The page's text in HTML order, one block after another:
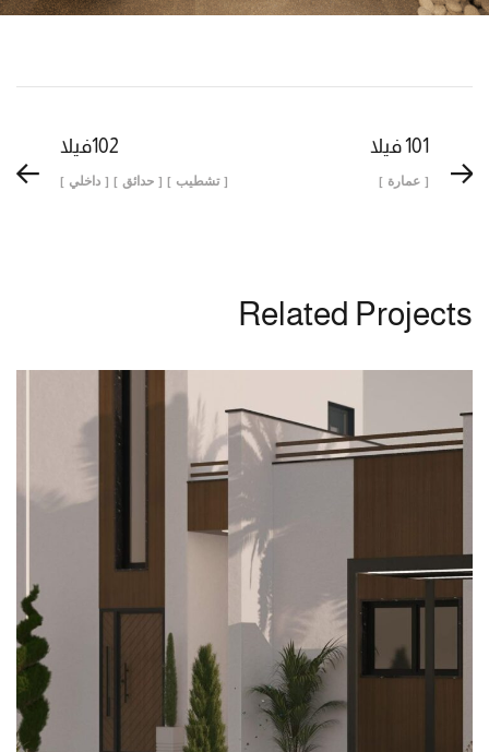
102فيلا
[ تشطيب ] [ حدائق ] [ داخلي ]
101 فيلا
[ عمارة ]
Related Projects
تصميم فيلا بتصميم معماري وتصميم
إنشائي محترف
انشائي داخلي